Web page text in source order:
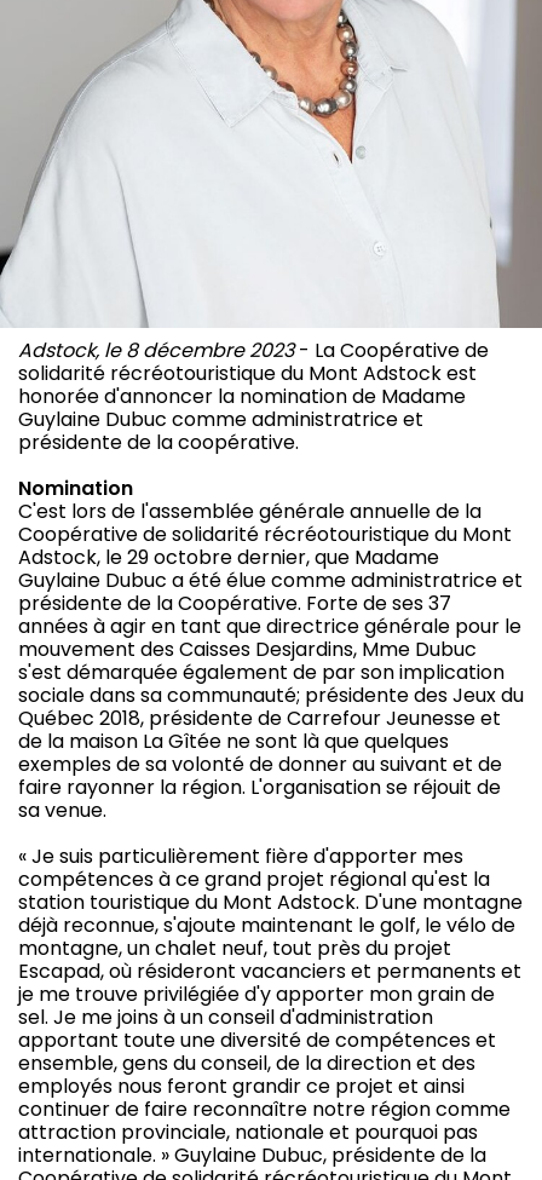
Adstock, le 8 décembre 2023- La Coopérative de
solidarité récréotouristique du Mont Adstock est
honorée d'annoncer la nomination de Madame
Guylaine Dubuc comme administratrice et
présidente de la coopérative.
Nomination
C'est lors de l'assemblée générale annuelle de la
Coopérative de solidarité récréotouristique du Mont
Adstock, le 29 octobre dernier, que Madame
Guylaine Dubuc a été élue comme administratrice et
présidente de la Coopérative. Forte de ses 37
années à agir en tant que directrice générale pour le
mouvement des Caisses Desjardins, Mme Dubuc
s'est démarquée également de par son implication
sociale dans sa communauté; présidente des Jeux du
Québec 2018, présidente de Carrefour Jeunesse et
de la maison La Gîtée ne sont là que quelques
exemples de sa volonté de donner au suivant et de
faire rayonner la région. L'organisation se réjouit de
sa venue.
« Je suis particulièrement fière d'apporter mes
compétences à ce grand projet régional qu'est la
station touristique du Mont Adstock. D'une montagne
déjà reconnue, s'ajoute maintenant le golf, le vélo de
montagne, un chalet neuf, tout près du projet
Escapad, où résideront vacanciers et permanents et
je me trouve privilégiée d'y apporter mon grain de
sel. Je me joins à un conseil d'administration
apportant toute une diversité de compétences et
ensemble, gens du conseil, de la direction et des
employés nous feront grandir ce projet et ainsi
continuer de faire reconnaître notre région comme
attraction provinciale, nationale et pourquoi pas
internationale. » Guylaine Dubuc, présidente de la